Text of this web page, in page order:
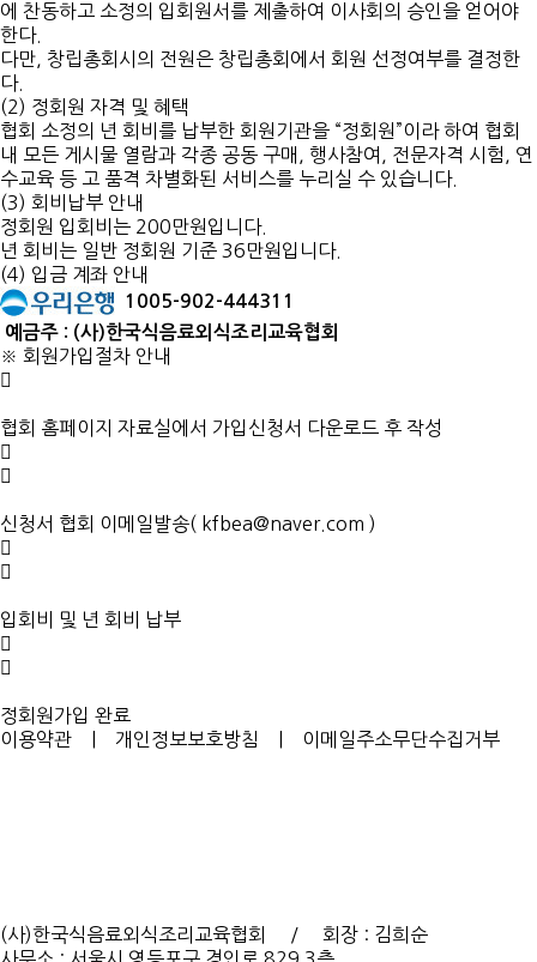
에 찬동하고 소정의 입회원서를 제출하여 이사회의 승인을 얻어야
한다.
다만, 창립총회시의 전원은 창립총회에서 회원 선정여부를 결정한
다.
(2) 정회원 자격 및 혜택
협회 소정의 년 회비를 납부한 회원기관을 “정회원”이라 하여 협회
내 모든 게시물 열람과 각종 공동 구매, 행사참여, 전문자격 시험, 연
수교육 등 고 품격 차별화된 서비스를 누리실 수 있습니다.
(3) 회비납부 안내
정회원 입회비는 200만원입니다.
년 회비는 일반 정회원 기준 36만원입니다.
(4) 입금 계좌 안내
1005-902-444311
예금주 : (사)한국식음료외식조리교육협회
※ 회원가입절차 안내
협회 홈페이지 자료실에서 가입신청서 다운로드 후 작성
신청서 협회 이메일발송( kfbea@naver.com )
입회비 및 년 회비 납부
정회원가입 완료
이용약관
개인정보보호방침 이메일주소무단수집거부
(사)한국식음료외식조리교육협회 / 회장 : 김희순